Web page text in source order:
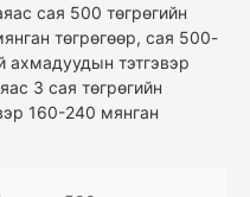
сая 500 төгрөгийн
төгрөгөөр, сая 500-
ахмадуудын тэтгэвэр
3 сая төгрөгийн
160-240 мянган